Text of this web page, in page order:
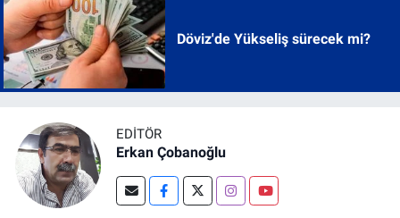
Döviz'de Yükseliş sürecek mi?
EDITÖR
Erkan Çobanoğlu